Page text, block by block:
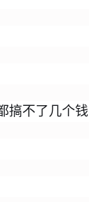
搞不了几个钱